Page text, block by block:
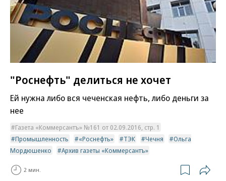
"Роснефть" делиться не хочет
Ей нужна либо вся чеченская нефть, либо деньги за
нее
Газета «Коммерсантъ» №161 от 02.09.2016, стр. 1
Промышленность
«Роснефть» ТЭК Чечня
Ольга
Мордюшенко
Архив газеты «Коммерсантъ»
2 мин.